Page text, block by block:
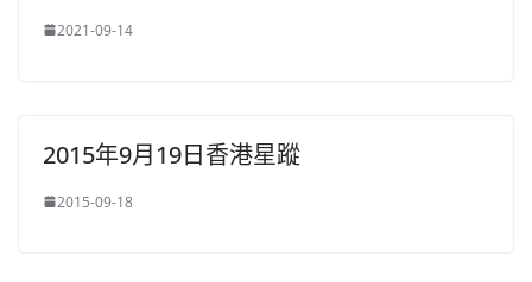
2021-09-14
2015年9月19日香港星蹤
2015-09-18